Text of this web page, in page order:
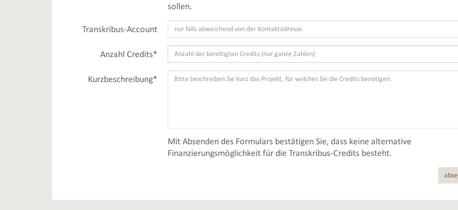
sollen.
Transkribus-Account
Anzahl Credits*
Kurzbeschreibung*
Mit Absenden des Formulars bestätigen Sie, dass keine alternative
Finanzierungsmöglichkeit für die Transkribus-Credits besteht.